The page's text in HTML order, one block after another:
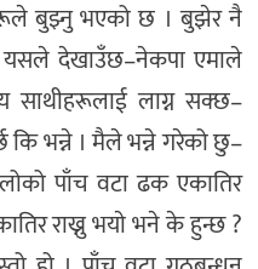
बुझ्नु भएको छ । बुझेर नै
यसले देखाउँछ–नेकपा एमाले
लाग्न सक्छ–
कि भन्ने । मैले भन्ने गरेको छु–
पाँच वटा ढक एकातिर
राख्नु भयाे भने के हुन्छ ?